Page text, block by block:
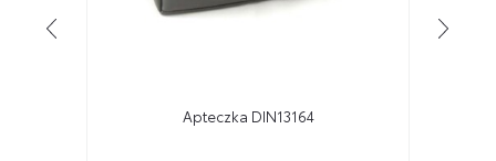
Apteczka DIN13164